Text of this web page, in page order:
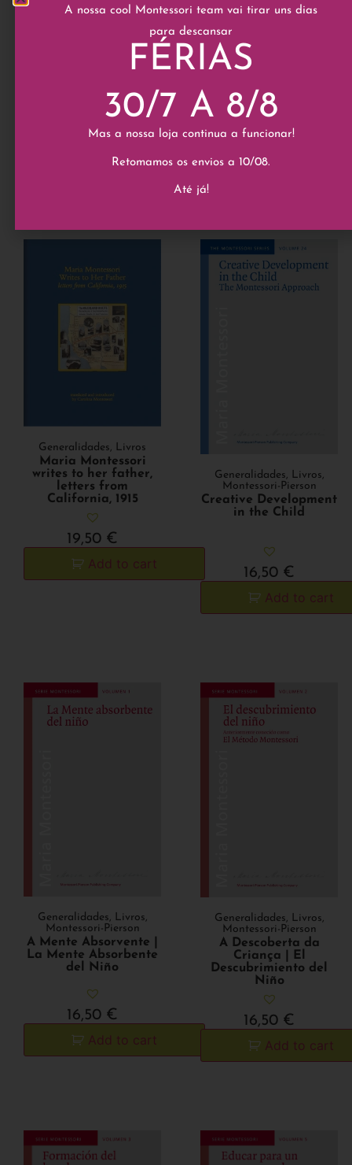
Adolescence
13,50€
Add to cart
Generalidades
Montessori-Pierson
The California
Lectures of Maria
16,50
€
Generalidades, Livros
Maria Montessori
writes to her father,
letters from
California, 1915
19,50 €
Add to cart
Generalidades, Livros,
Montessori-Pierson
Creative Development
in the Child
16,50 €
Add to cart
Generalidades, Livros,
Montessori-Pierson
A Mente Absorvente |
La Mente Absorbente
del Niño
16,50 €
Add to cart
Generalidades, Livros,
Montessori-Pierson
A Descoberta da
Criança | El
Descubrimiento del
Niño
16,50 €
Add to cart
A nossa cool Montessori team vai tirar uns dias
para descansar
FÉRIAS
30/7 A 8/8
Mas a nossa loja continua a funcionar!
Retomamos os envios a 10/08.
Até já!